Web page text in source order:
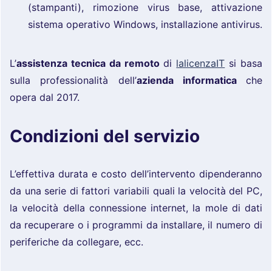
(stampanti), rimozione virus base, attivazione
sistema operativo Windows, installazione antivirus.
L’assistenza tecnica da remotodi lalicenzaIT si basa
sulla professionalità dell’azienda informatica che
opera dal 2017.
Condizioni del servizio
L’effettiva durata e costo dell’intervento dipenderanno
da una serie di fattori variabili quali la velocità del PC,
la velocità della connessione internet, la mole di dati
da recuperare o i programmi da installare, il numero di
periferiche da collegare, ecc.